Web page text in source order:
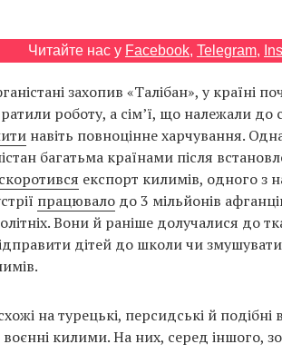
Читайте нас у Facebook, Telegram,
захопив «Талібан», у країні
роботу, а сім’ї, що належали до
навіть повноцінне харчування.
багатьма країнами після
скоротився експорт килимів, одного з
працювало до 3 мільйонів
Вони й раніше долучалися до
дітей до школи чи
на турецькі, персидські й
воєнні килими. На них, серед іншого,